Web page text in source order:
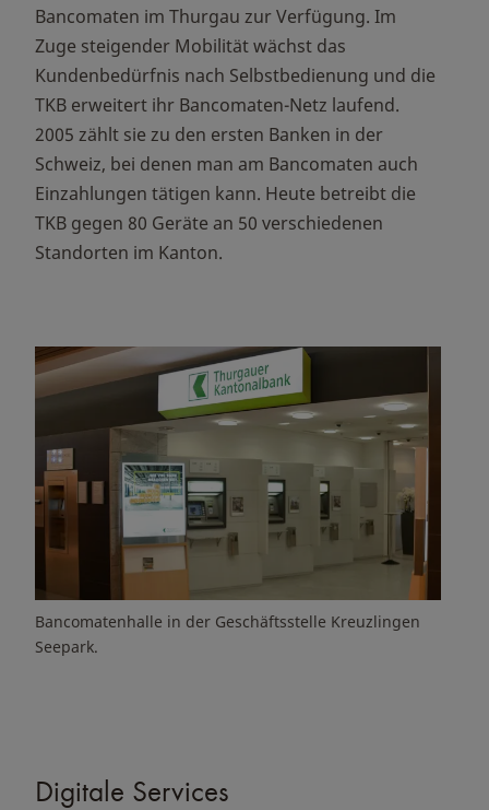
Bancomaten im Thurgau zur Verfügung. Im
Zuge steigender Mobilität wächst das
Kundenbedürfnis nach Selbstbedienung und die
TKB erweitert ihr Bancomaten-Netz laufend.
2005 zählt sie zu den ersten Banken in der
Schweiz, bei denen man am Bancomaten auch
Einzahlungen tätigen kann. Heute betreibt die
TKB gegen 80 Geräte an 50 verschiedenen
Standorten im Kanton.
Bancomatenhalle in der Geschäftsstelle Kreuzlingen
Seepark.
Digitale Services